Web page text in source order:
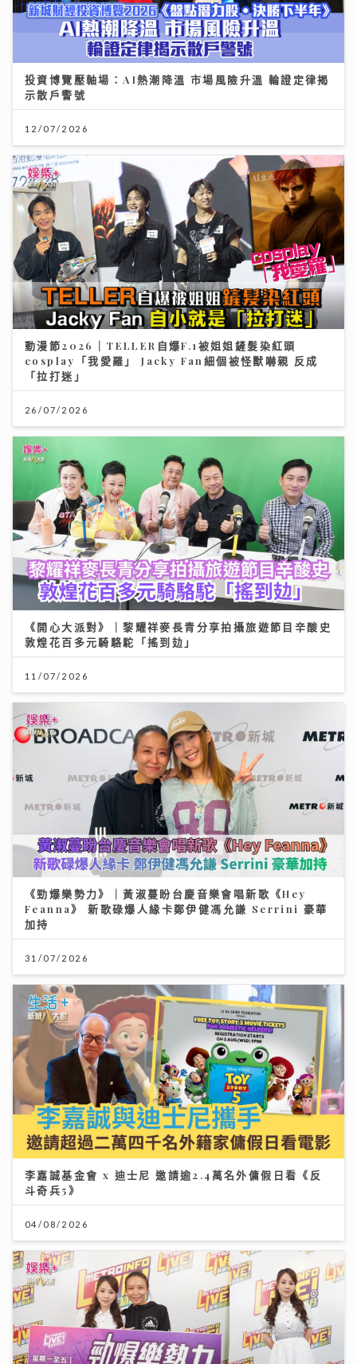
投資博覽壓軸場：AI熱潮降溫 市場風險升溫 輪證定律揭
示散戶警號
12/07/2026
動漫節2026｜TELLER自爆F.1被姐姐鏟髮染紅頭
cosplay「我愛羅」 Jacky Fan細個被怪獸嚇親 反成
「拉打迷」
26/07/2026
《開心大派對》｜黎耀祥麥長青分享拍攝旅遊節目辛酸史
敦煌花百多元騎駱駝「搖到攰」
11/07/2026
《勁爆樂勢力》｜黃淑蔓盼台慶音樂會唱新歌《Hey
Feanna》 新歌碌爆人緣卡鄭伊健馮允謙 Serrini 豪華
加持
31/07/2026
李嘉誠基金會 x 迪士尼 邀請逾2.4萬名外傭假日看《反
斗奇兵5》
04/08/2026